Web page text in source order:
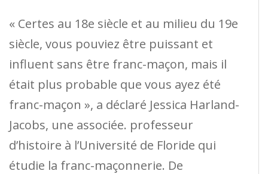
« Certes au 18e siècle et au milieu du 19e
siècle, vous pouviez être puissant et
influent sans être franc-maçon, mais il
était plus probable que vous ayez été
franc-maçon », a déclaré Jessica Harland-
Jacobs, une associée. professeur
d’histoire à l’Université de Floride qui
étudie la franc-maçonnerie. De